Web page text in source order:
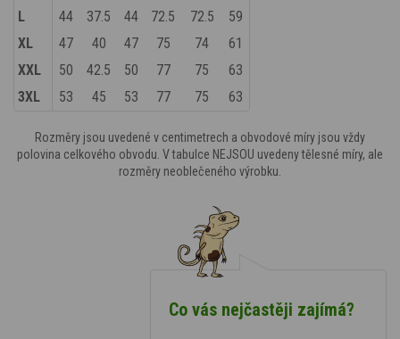
L
44 37.5 44 72.5 72.5
59
XL
47 40 47 75 74
61
XXL
50 42.5 50 77 75
63
3XL
53 45 53 77 75 63
Rozměry jsou uvedené v centimetrech a obvodové míry jsou vždy
polovina celkového obvodu. V tabulce NEJSOU uvedeny tělesné míry, ale
rozměry neoblečeného výrobku.
Co vás nejčastěji zajímá?